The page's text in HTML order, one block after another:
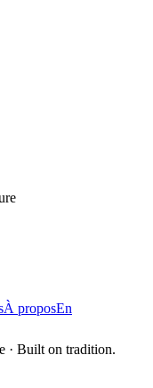
À proposEn
· Built on tradition.